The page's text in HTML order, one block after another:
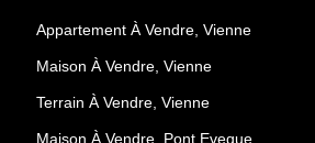
Appartement À Vendre, Vienne
Maison À Vendre, Vienne
Terrain À Vendre, Vienne
Maison À Vendre, Pont Eveque